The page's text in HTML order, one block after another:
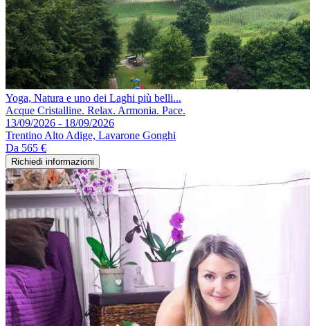
Yoga, Natura e uno dei Laghi più belli...
Acque Cristalline. Relax. Armonia. Pace.
13/09/2026 - 18/09/2026
Trentino Alto Adige, Lavarone Gonghi
Da 565 €
Richiedi informazioni